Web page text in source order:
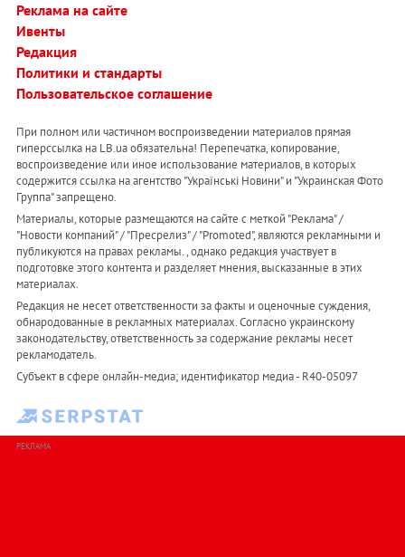
Реклама на сайте
Ивенты
Редакция
Политики и стандарты
Пользовательское соглашение
При полном или частичном воспроизведении материалов прямая
гиперссылка на LB.ua обязательна! Перепечатка, копирование,
воспроизведение или иное использование материалов, в которых
содержится ссылка на агентство "Українськi Новини" и "Украинская Фото
Группа" запрещено.
Материалы, которые размещаются на сайте с меткой "Реклама" /
"Новости компаний" / "Пресрелиз" / "Promoted", являются рекламными и
публикуются на правах рекламы. , однако редакция участвует в
подготовке этого контента и разделяет мнения, высказанные в этих
материалах.
Редакция не несет ответственности за факты и оценочные суждения,
обнародованные в рекламных материалах. Согласно украинскому
законодательству, ответственность за содержание рекламы несет
рекламодатель.
Субъект в сфере онлайн-медиа; идентификатор медиа - R40-05097
РЕКЛАМА